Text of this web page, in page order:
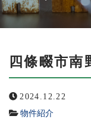
アクセス
ブログ
四條畷市
2024.12.22
物件紹介